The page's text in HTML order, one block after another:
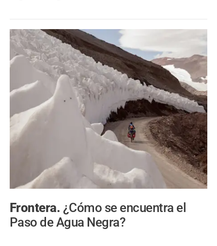
Frontera. ¿Cómo se encuentra el
Paso de Agua Negra?